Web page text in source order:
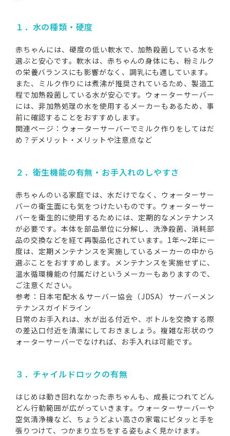
１．水の種類・硬度
赤ちゃんには、硬度の低い軟水で、加熱殺菌している水を
選ぶと安心です。軟水は、赤ちゃんの身体にも、粉ミルク
の栄養バランスにも影響がなく、調乳にも適しています。
また、ミルク作りには煮沸が推奨されているため、製造工
程で加熱殺菌している水が安心です。ウォーターサーバー
には、非加熱処理の水を使用するメーカーもあるため、事
前に確認することをおすすめします。
関連ページ： ウォーターサーバーでミルク作りをしてはだ
め？デメリット・メリットや注意点など
２．衛生機能の有無・お手入れのしやすさ
赤ちゃんのいる家庭では、水だけでなく、ウォーターサー
バーの衛生面にも気をつけたいものです。ウォーターサー
バーを衛生的に使用するためには、定期的なメンテナンス
が必要です。本体を部品単位に分解し、洗浄殺菌、消耗部
品の交換などを経て再製品化されています。1年～2年に一
度は、定期メンテナンスを実施しているメーカーの中から
選ぶことをおすすめします。メンテナンスを実施せずに、
温水循環機能の付属だけというメーカーもありますので、
ご注意ください。
参考：日本宅配水＆サーバー協会（JDSA）サーバーメン
テナンスガイドライン
日常のお手入れは、水が出る付近や、ボトルを交換する際
の差込口付近を清潔にしておきましょう。複雑な形状のウ
ォーターサーバーでなければ、お手入れは可能です。
３．チャイルドロックの有無
はじめは動き回れなかった赤ちゃんも、成長につれてどん
どん行動範囲が広がっていきます。ウォーターサーバーや
空気清浄機など、ちょうどよい高さの家電にピタッと手を
張りつけて、つかまり立ちをする姿もよく見かけます。